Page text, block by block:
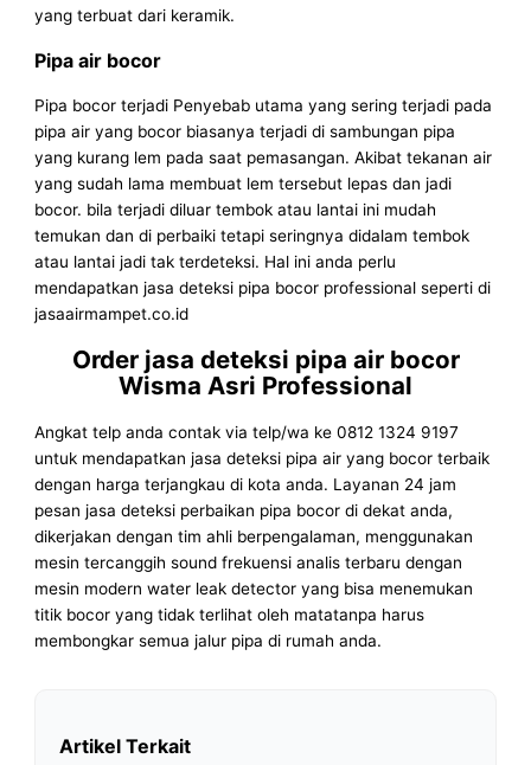
yang terbuat dari keramik.
Pipa air bocor
Pipa bocor terjadi Penyebab utama yang sering terjadi pada
pipa air yang bocor biasanya terjadi di sambungan pipa
yang kurang lem pada saat pemasangan. Akibat tekanan air
yang sudah lama membuat lem tersebut lepas dan jadi
bocor. bila terjadi diluar tembok atau lantai ini mudah
temukan dan di perbaiki tetapi seringnya didalam tembok
atau lantai jadi tak terdeteksi. Hal ini anda perlu
mendapatkan jasa deteksi pipa bocor professional seperti di
jasaairmampet.co.id
Order jasa deteksi pipa air bocor
Wisma Asri Professional
Angkat telp anda contak via telp/wa ke 0812 1324 9197
untuk mendapatkan jasa deteksi pipa air yang bocor terbaik
dengan harga terjangkau di kota anda. Layanan 24 jam
pesan jasa deteksi perbaikan pipa bocor di dekat anda,
dikerjakan dengan tim ahli berpengalaman, menggunakan
mesin tercanggih sound frekuensi analis terbaru dengan
mesin modern water leak detector yang bisa menemukan
titik bocor yang tidak terlihat oleh matatanpa harus
membongkar semua jalur pipa di rumah anda.
Artikel Terkait